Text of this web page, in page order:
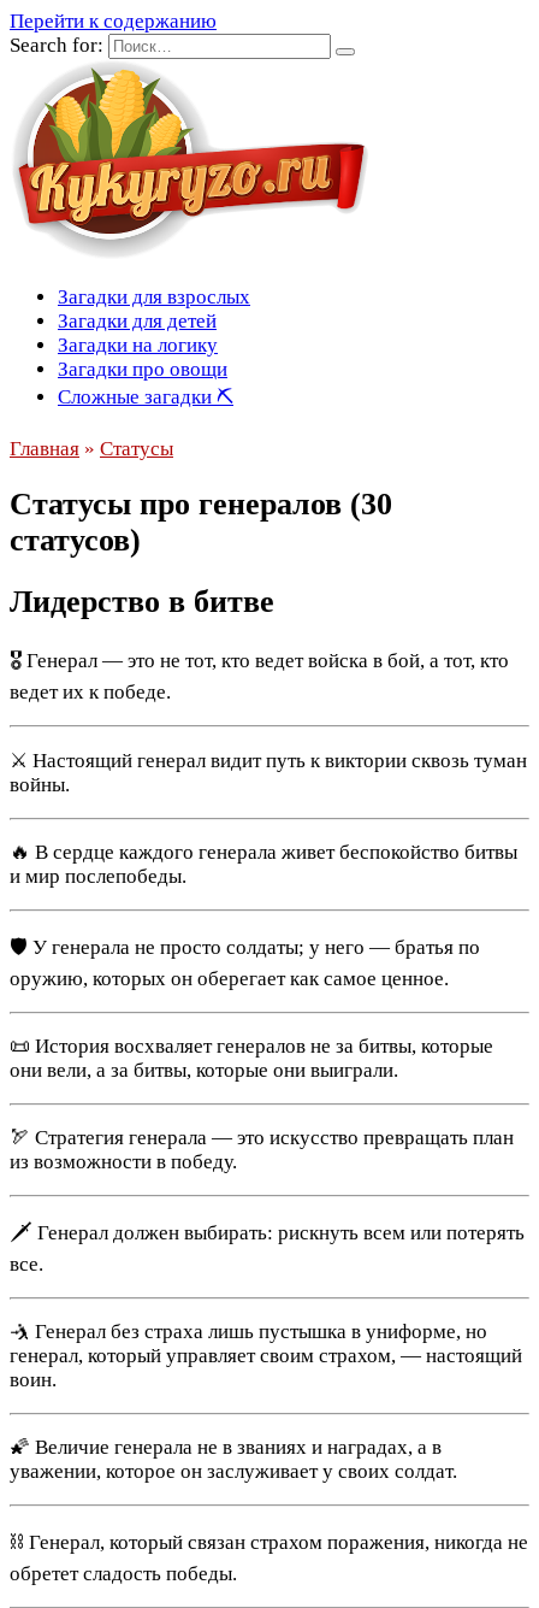
Перейти к содержанию
Search for:
Загадки для взрослых
Загадки для детей
Загадки на логику
Загадки про овощи
Сложные загадки ⛏
Главная » Статусы
Статусы про генералов (30
статусов)
Лидерство в битве
🎖️ Генерал — это не тот, кто ведет войска в бой, а тот, кто
ведет их к победе.
⚔️ Настоящий генерал видит путь к виктории сквозь туман
войны.
🔥 В сердце каждого генерала живет беспокойство битвы
и мир послепобеды.
🛡️ У генерала не просто солдаты; у него — братья по
оружию, которых он оберегает как самое ценное.
📜 История восхваляет генералов не за битвы, которые
они вели, а за битвы, которые они выиграли.
🏹 Стратегия генерала — это искусство превращать план
из возможности в победу.
🗡️ Генерал должен выбирать: рискнуть всем или потерять
все.
🤺 Генерал без страха лишь пустышка в униформе, но
генерал, который управляет своим страхом, — настоящий
воин.
🌠 Величие генерала не в званиях и наградах, а в
уважении, которое он заслуживает у своих солдат.
⛓️ Генерал, который связан страхом поражения, никогда не
обретет сладость победы.